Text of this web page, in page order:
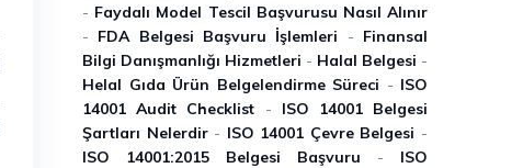
- Faydalı Model Tescil Başvurusu Nasıl Alınır
- FDA Belgesi Başvuru İşlemleri - Finansal
Bilgi Danışmanlığı Hizmetleri - Halal Belgesi -
Helal Gıda Ürün Belgelendirme Süreci - ISO
14001 Audit Checklist - ISO 14001 Belgesi
Şartları Nelerdir- ISO 14001 Çevre Belgesi -
ISO 14001:2015 Belgesi Başvuru - ISO